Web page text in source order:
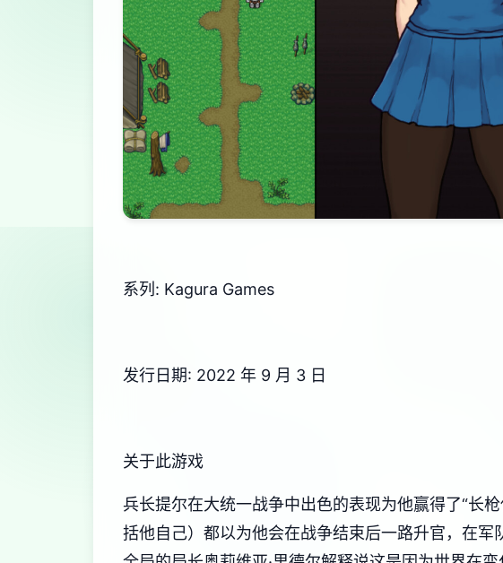
系列: Kagura Games
发行日期: 2022 年 9 月 3 日
关于此游戏
兵长提尔在大统一战争中出色的表现为他赢得了“长
括他自己）都以为他会在战争结束后一路升官，在